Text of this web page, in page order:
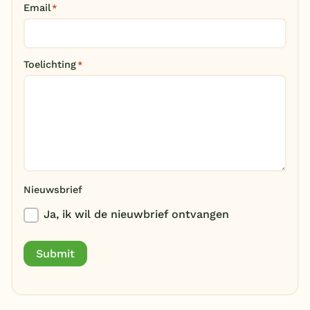
Email*
Toelichting*
Nieuwsbrief
Ja, ik wil de nieuwbrief ontvangen
Submit